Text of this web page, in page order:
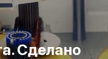
Сделано